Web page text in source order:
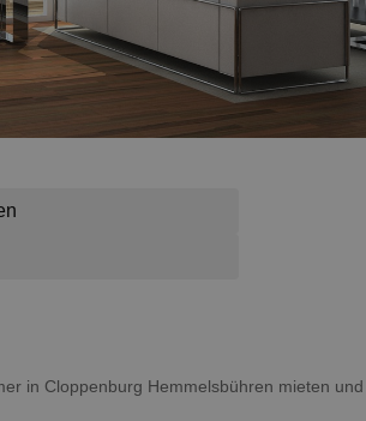
in Cloppenburg Hemmelsbühren mieten